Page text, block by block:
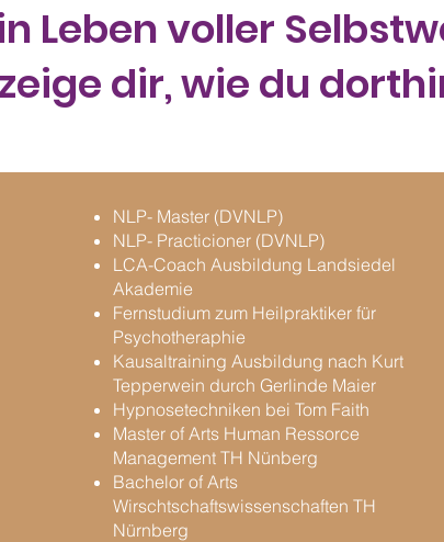
Leben voller
dir, wie du
NLP- Master (DVNLP)
NLP- Practicioner (DVNLP)
LCA-Coach Ausbildung Landsiedel
Akademie
Fernstudium zum Heilpraktiker für
Psychotheraphie
Kausaltraining Ausbildung nach Kurt
Tepperwein durch Gerlinde Maier
Hypnosetechniken bei Tom Faith
Master of Arts Human Ressorce
Management TH Nünberg
Bachelor of Arts
Wirschtschaftswissenschaften TH
Nürnberg